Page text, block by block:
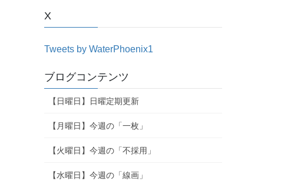
X
Tweets by WaterPhoenix1
ブログコンテンツ
【日曜日】日曜定期更新
【月曜日】今週の「一枚」
【火曜日】今週の「不採用」
【水曜日】今週の「線画」